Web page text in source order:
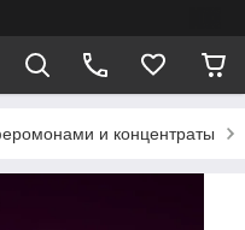
и концентраты